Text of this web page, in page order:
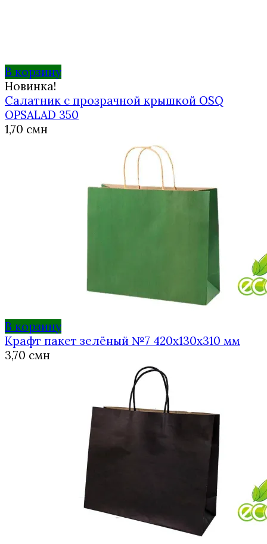
В корзину
Новинка!
Салатник с прозрачной крышкой OSQ
OPSALAD 350
1,70 смн
В корзину
Крафт пакет зелёный №7 420х130х310 мм
3,70 смн